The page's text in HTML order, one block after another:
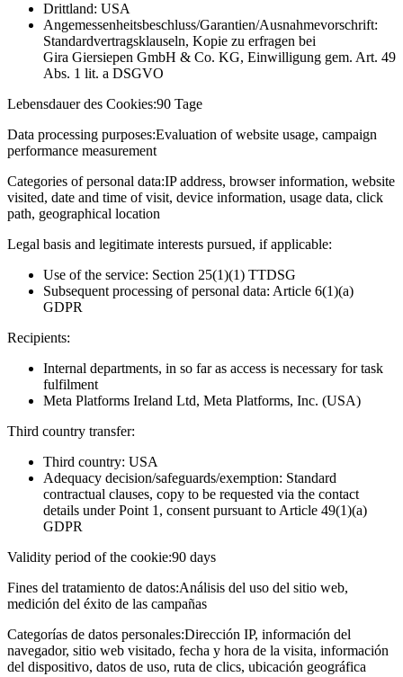
Drittland: USA
Angemessenheitsbeschluss/Garantien/Ausnahmevorschrift:
Standardvertragsklauseln, Kopie zu erfragen bei
Gira Giersiepen GmbH & Co. KG, Einwilligung gem. Art. 49
Abs. 1 lit. a DSGVO
Lebensdauer des Cookies:90 Tage
Data processing purposes:Evaluation of website usage, campaign
performance measurement
Categories of personal data:IP address, browser information, website
visited, date and time of visit, device information, usage data, click
path, geographical location
Legal basis and legitimate interests pursued, if applicable:
Use of the service: Section 25(1)(1) TTDSG
Subsequent processing of personal data: Article 6(1)(a)
GDPR
Recipients:
Internal departments, in so far as access is necessary for task
fulfilment
Meta Platforms Ireland Ltd, Meta Platforms, Inc. (USA)
Third country transfer:
Third country: USA
Adequacy decision/safeguards/exemption: Standard
contractual clauses, copy to be requested via the contact
details under Point 1, consent pursuant to Article 49(1)(a)
GDPR
Validity period of the cookie:90 days
Fines del tratamiento de datos:Análisis del uso del sitio web,
medición del éxito de las campañas
Categorías de datos personales:Dirección IP, información del
navegador, sitio web visitado, fecha y hora de la visita, información
del dispositivo, datos de uso, ruta de clics, ubicación geográfica